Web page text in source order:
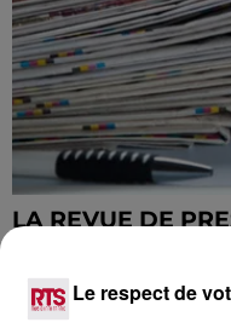
LA REVUE DE
Le respect de